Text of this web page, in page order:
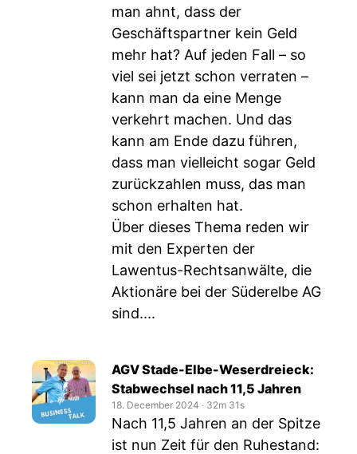
man ahnt, dass der
Geschäftspartner kein Geld
mehr hat? Auf jeden Fall – so
viel sei jetzt schon verraten –
kann man da eine Menge
verkehrt machen. Und das
kann am Ende dazu führen,
dass man vielleicht sogar Geld
zurückzahlen muss, das man
schon erhalten hat.
Über dieses Thema reden wir
mit den Experten der
Lawentus-Rechtsanwälte, die
Aktionäre bei der Süderelbe AG
sind....
AGV Stade-Elbe-Weserdreieck:
Stabwechsel nach 11,5 Jahren
18. December 2024 ‧ 32m 31s
Nach 11,5 Jahren an der Spitze
ist nun Zeit für den Ruhestand: